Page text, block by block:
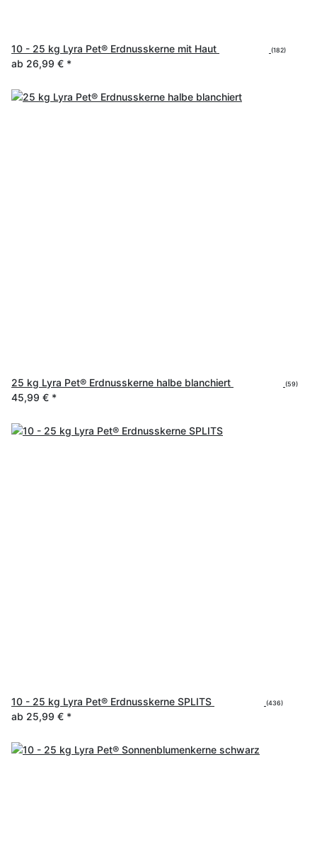
10 - 25 kg Lyra Pet® Erdnusskerne mit Haut (182)
ab 26,99 € *
25 kg Lyra Pet® Erdnusskerne halbe blanchiert (59)
45,99 € *
10 - 25 kg Lyra Pet® Erdnusskerne SPLITS (436)
ab 25,99 € *